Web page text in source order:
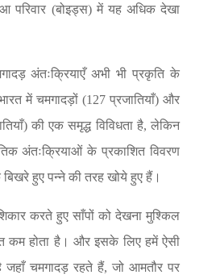
परिवार (बोइड्स) में यह अधिक देखा
अंतःक्रियाएँ अभी भी प्रकृति के
में चमगादड़ों (127 प्रजातियाँ) और
की एक समृद्ध विविधता है, लेकिन
अंतःक्रियाओं के प्रकाशित विवरण
हुए पन्ने की तरह खोये हुए हैं।
करते हुए साँपों को देखना मुश्किल
कम होता है। और इसके लिए हमें ऐसी
जहाँ चमगादड़ रहते हैं, जो आमतौर पर